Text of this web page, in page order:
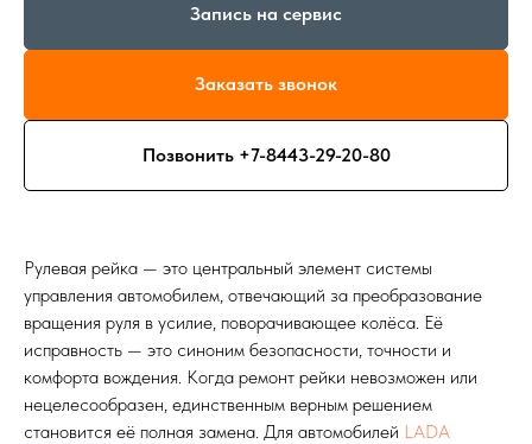
Запись на сервис
Заказать звонок
Позвонить +7-8443-29-20-80
Рулевая рейка — это центральный элемент системы
управления автомобилем, отвечающий за преобразование
вращения руля в усилие, поворачивающее колёса. Её
исправность — это синоним безопасности, точности и
комфорта вождения. Когда ремонт рейки невозможен или
нецелесообразен, единственным верным решением
становится её полная замена. Для автомобилей LADA